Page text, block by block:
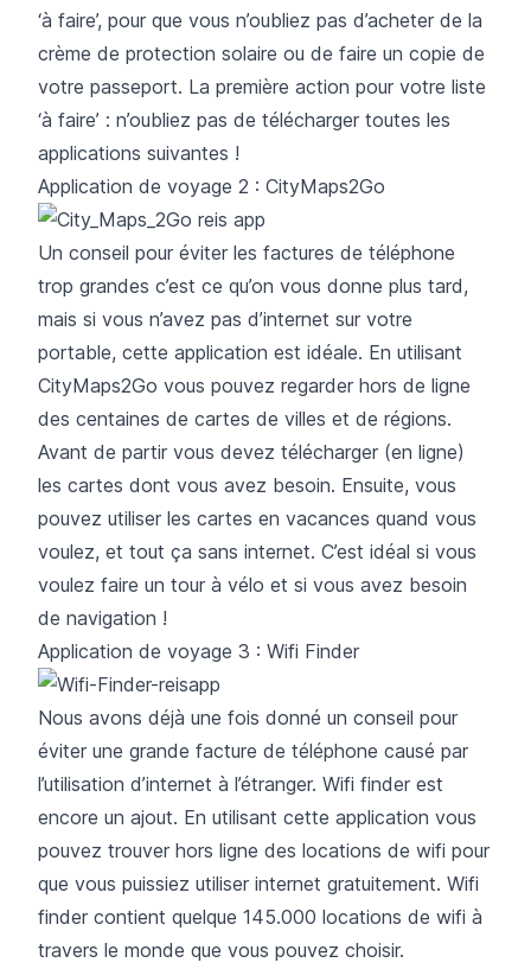
‘à faire’, pour que vous n’oubliez pas d’acheter de la
crème de protection solaire ou de faire un copie de
votre passeport. La première action pour votre liste
‘à faire’ : n’oubliez pas de télécharger toutes les
applications suivantes !
Application de voyage 2 : CityMaps2Go
Un conseil pour éviter les factures de téléphone
trop grandes c’est ce qu’on vous donne plus tard,
mais si vous n’avez pas d’internet sur votre
portable, cette application est idéale. En utilisant
CityMaps2Go vous pouvez regarder hors de ligne
des centaines de cartes de villes et de régions.
Avant de partir vous devez télécharger (en ligne)
les cartes dont vous avez besoin. Ensuite, vous
pouvez utiliser les cartes en vacances quand vous
voulez, et tout ça sans internet. C’est idéal si vous
voulez faire un tour à vélo et si vous avez besoin
de navigation !
Application de voyage 3 : Wifi Finder
Nous avons déjà une fois donné un conseil pour
éviter une grande facture de téléphone causé par
l’utilisation d’internet à l’étranger. Wifi finder est
encore un ajout. En utilisant cette application vous
pouvez trouver hors ligne des locations de wifi pour
que vous puissiez utiliser internet gratuitement. Wifi
finder contient quelque 145.000 locations de wifi à
travers le monde que vous pouvez choisir.